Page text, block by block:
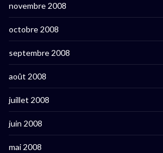
novembre 2008
octobre 2008
septembre 2008
août 2008
juillet 2008
juin 2008
mai 2008